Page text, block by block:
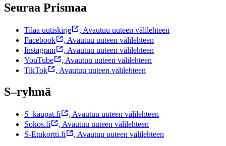
Seuraa Prismaa
Tilaa uutiskirje , Avautuu uuteen välilehteen
Facebook
, Avautuu uuteen välilehteen
Instagram
, Avautuu uuteen välilehteen
YouTube
, Avautuu uuteen välilehteen
TikTok
, Avautuu uuteen välilehteen
S–ryhmä
S–kaupat.fi , Avautuu uuteen välilehteen
Sokos.fi
, Avautuu uuteen välilehteen
S-Etukortti.fi
, Avautuu uuteen välilehteen